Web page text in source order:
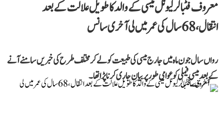
معروف فٹبالر لیونل میسی کے والد کا طویل علالت کے بعد
انتقال، 68 سال کی عمر میں لی آخری سانس
رواں سال جون ماہ میں جارج میسی کی طبیعت کو لے کر مختلف طرح کی خبریں سامنے آنے
کے بعد میسی فیملی کو عوامی طور پر بیان جاری کرنا پڑا تھا۔